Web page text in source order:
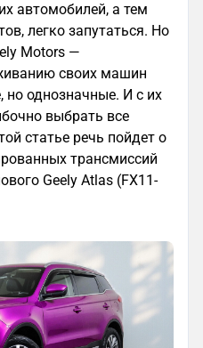
автомобилей, а тем
Motors —
своих машин
с их
выбрать все
Geely Atlas (FX11-